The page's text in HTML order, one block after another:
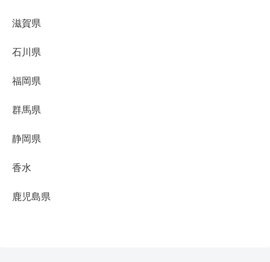
滋賀県
石川県
福岡県
群馬県
静岡県
香水
鹿児島県